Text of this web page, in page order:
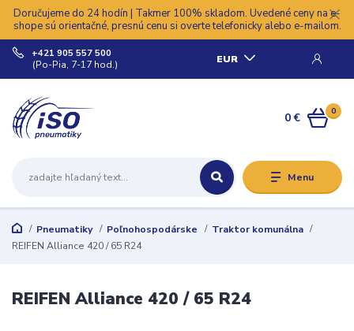
Doručujeme do 24 hodín | Takmer 100% skladom. Uvedené ceny na e-
shope sú orientačné, presnú cenu si overte telefonicky alebo e-mailom.
Menu
EUR
+421 905 557 500
(Po-Pia, 7-17 hod.)
0
0 €
Pneumatiky Poľnohospodárske
Traktor komunálna
REIFEN Alliance 420 / 65 R24
REIFEN Alliance 420 / 65 R24